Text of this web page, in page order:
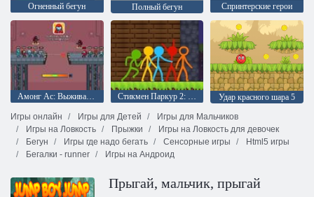
Огненный бегун Полный бегун Спринтерские герои
Удар красного шара 5
Игры онлайн
Игры для Детей
Игры для Мальчиков
Игры на Ловкость
Прыжки
Игры на Ловкость для девочек
Бегун
Игры где надо бегать Сенсорные игры
Html5 игры
Бегалки - runner
Игры на Андроид
Прыгай, мальчик, прыгай